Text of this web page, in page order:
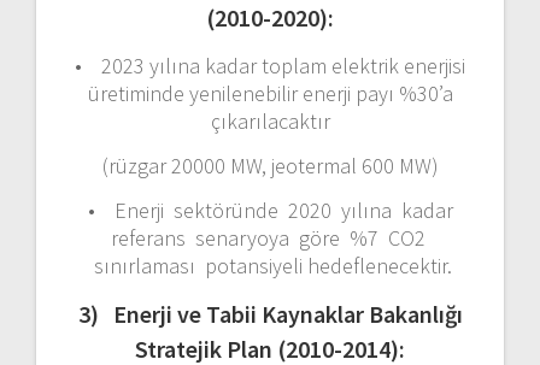
(2010-2020):
• 2023 yılına kadar toplam elektrik enerjisi
üretiminde yenilenebilir enerji payı %30’a
çıkarılacaktır
(rüzgar 20000 MW, jeotermal 600 MW)
• Enerji sektöründe 2020 yılına kadar
referans senaryoya göre %7 CO2
sınırlaması potansiyeli hedeflenecektir.
3) Enerji ve Tabii Kaynaklar Bakanlığı
Stratejik Plan (2010-2014):